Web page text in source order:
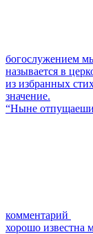
богослужением
называется в
из избранных
значение.
“Ныне
комментарий
хорошо